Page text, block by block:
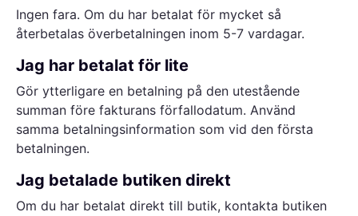
Ingen fara. Om du har betalat för mycket så
återbetalas överbetalningen inom 5-7 vardagar.
Jag har betalat för lite
Gör ytterligare en betalning på den utestående
summan före fakturans förfallodatum. Använd
samma betalningsinformation som vid den första
betalningen.
Jag betalade butiken direkt
Om du har betalat direkt till butik, kontakta butiken